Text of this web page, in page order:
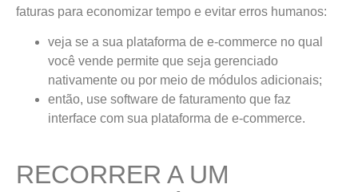
faturas para economizar tempo e evitar erros humanos:
veja se a sua plataforma de e-commerce no qual
você vende permite que seja gerenciado
nativamente ou por meio de módulos adicionais;
então, use software de faturamento que faz
interface com sua plataforma de e-commerce.
RECORRER A UM